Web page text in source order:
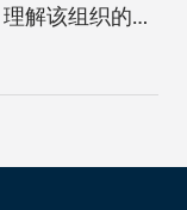
解该组织的意